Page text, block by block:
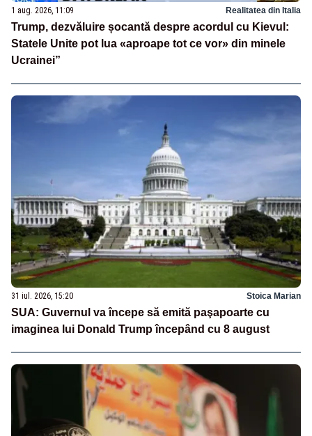
1 aug. 2026, 11:09 Realitatea din Italia
Trump, dezvăluire șocantă despre acordul cu Kievul:
Statele Unite pot lua «aproape tot ce vor» din minele
Ucrainei”
31 iul. 2026, 15:20 Stoica Marian
SUA: Guvernul va începe să emită paşapoarte cu
imaginea lui Donald Trump începând cu 8 august